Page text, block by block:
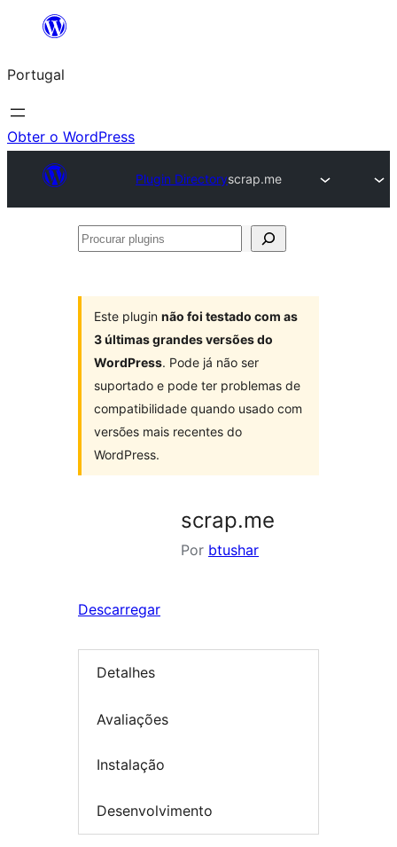
Saltar
o
conteúdo
Portugal
Obter o WordPress
Plugin Directoryscrap.me
Procurar
Este plugin não foi testado com as
3 últimas grandes versões do
WordPress. Pode já não ser
suportado e pode ter problemas de
compatibilidade quando usado com
versões mais recentes do
WordPress.
scrap.me
Por btushar
Descarregar
Detalhes
Avaliações
Instalação
Desenvolvimento